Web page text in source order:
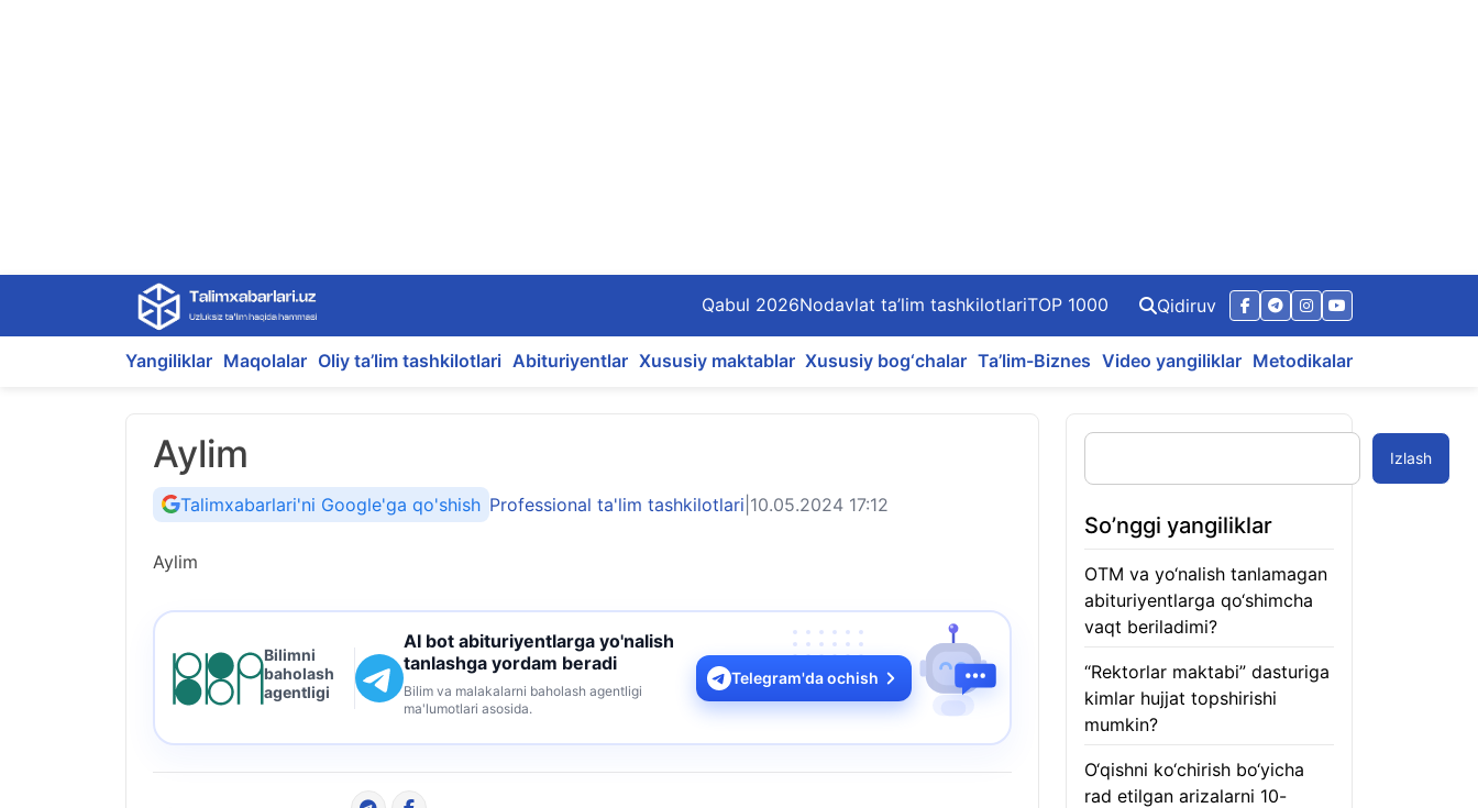
content
Qabul 2026Nodavlat ta’lim tashkilotlariTOP 1000 Qidiruv
Yangiliklar Maqolalar Oliy ta’lim tashkilotlari Abituriyentlar Xususiy maktablar Xususiy bog‘chalar Ta’lim-Biznes Video yangiliklar Metodikalar
Aylim
Talimxabarlari'ni Google'ga qo'shish Professional ta'lim tashkilotlari 10.05.2024 17:12
Aylim
Bilimni
baholash
agentligi
AI bot abituriyentlarga yo'nalish
tanlashga yordam beradi
Bilim va malakalarni baholash agentligi
ma'lumotlari asosida.
Telegram'da ochish
Izlash
So’nggi yangiliklar
OTM va yo‘nalish tanlamagan
abituriyentlarga qo‘shimcha
vaqt beriladimi?
“Rektorlar maktabi” dasturiga
kimlar hujjat topshirishi
mumkin?
O‘qishni ko‘chirish bo‘yicha
rad etilgan arizalarni 10-